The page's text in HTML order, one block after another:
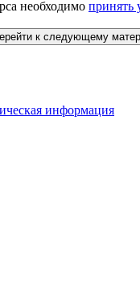
необходимо принять
к следующему
информация